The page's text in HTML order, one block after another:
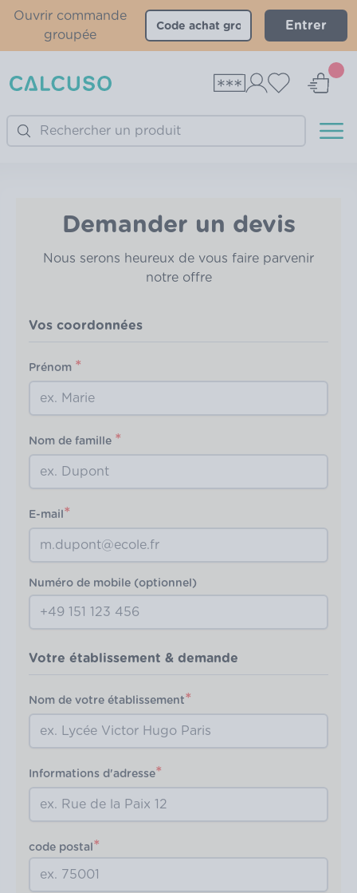
Ouvrir commande
groupée
Entrer
Search
Demander un devis
Nous serons heureux de vous faire parvenir
notre offre
Vos coordonnées
Prénom *
Nom de famille *
E-mail *
Numéro de mobile (optionnel)
Votre établissement & demande
Nom de votre établissement*
Informations d'adresse*
code postal *